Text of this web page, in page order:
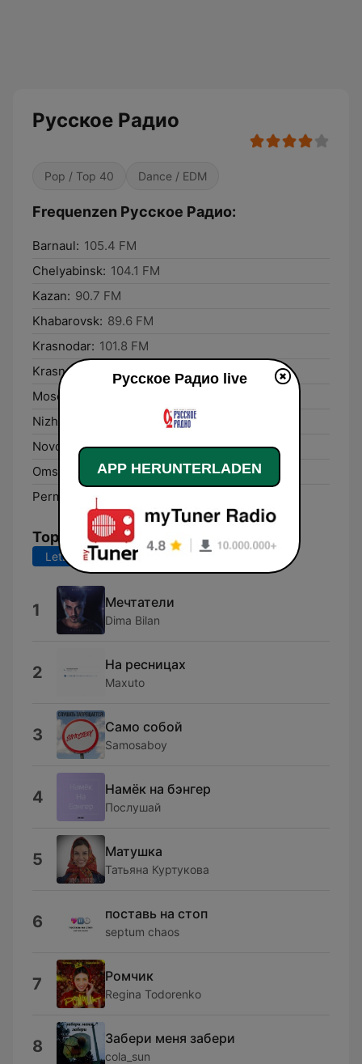
Русское Радио
Pop / Top 40 Dance / EDM
Frequenzen Русское Радио:
Barnaul: 105.4 FM
Chelyabinsk: 104.1 FM
Kazan: 90.7 FM
Khabarovsk: 89.6 FM
Krasnodar: 101.8 FM
Krasnoyarsk:
105.8 FM
Moscow:
Nizhniy Novgorod:
102.9 FM
Novosibirsk: 96.2 FM
Omsk:
102.5 FM
Perm’:
106.2 FM
Top-Songs
Letzte 7 Tage Letzte 30 Tage
1 Мечтатели
Dima Bilan
2 На ресницах
Maxuto
3 Само собой
Samosaboy
4 Намёк на бэнгер
Послушай
5 Матушка
Татьяна Куртукова
6 поставь на стоп
septum chaos
7 Ромчик
Regina Todorenko
8 Забери меня забери
cola_sun
Русское Радио live
APP HERUNTERLADEN